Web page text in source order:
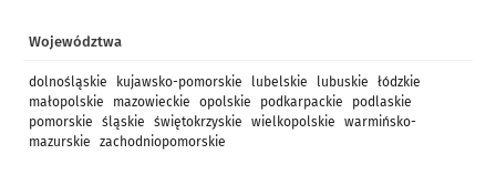
Województwa
dolnośląskie kujawsko-pomorskie lubelskie lubuskie
łódzkie
małopolskie
mazowieckie opolskie podkarpackie
podlaskie
pomorskie
śląskie świętokrzyskie wielkopolskie
warmińsko-
mazurskie
zachodniopomorskie